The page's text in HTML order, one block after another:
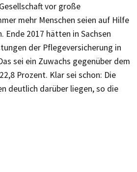
vor große
mehr Menschen seien auf Hilfe
Ende 2017 hätten in Sachsen
der Pflegeversicherung in
sei ein Zuwachs gegenüber dem
Prozent. Klar sei schon: Die
deutlich darüber liegen, so die